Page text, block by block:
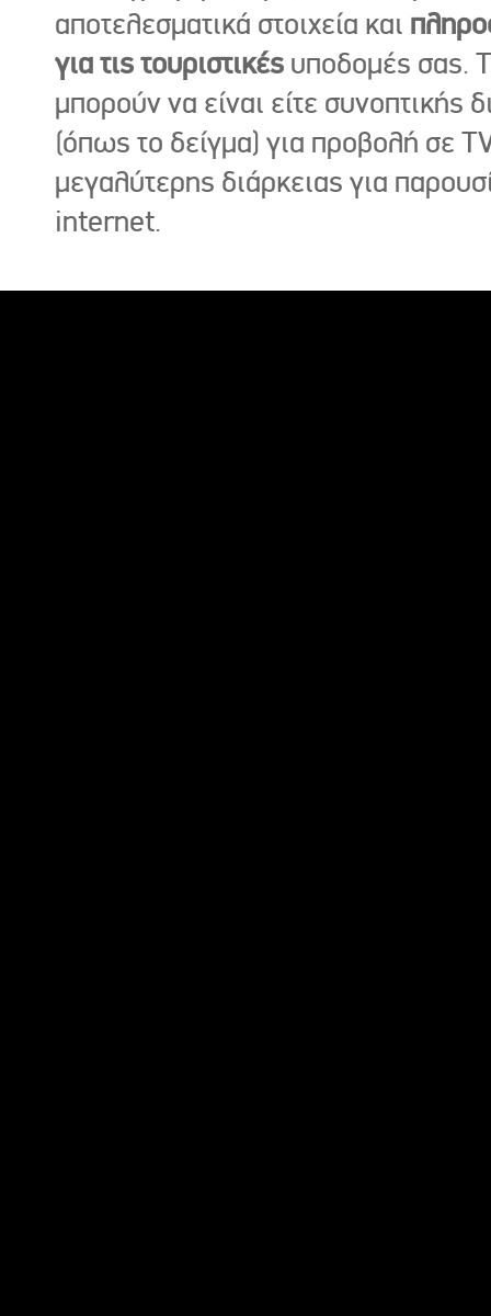
αποτελεσματικά στοιχεία και
για τις τουριστικές υποδομές σας.
μπορούν να είναι είτε συνοπτικής
(όπως το δείγμα) για προβολή σε
μεγαλύτερης διάρκειας για
internet.